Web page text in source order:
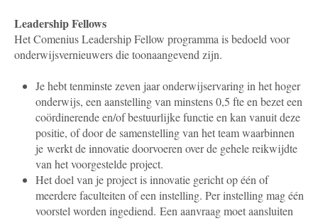
Leadership Fellows
Het Comenius Leadership Fellow programma is bedoeld voor
onderwijsvernieuwers die toonaangevend zijn.
Je hebt tenminste zeven jaar onderwijservaring in het hoger
onderwijs, een aanstelling van minstens 0,5 fte en bezet een
coördinerende en/of bestuurlijke functie en kan vanuit deze
positie, of door de samenstelling van het team waarbinnen
je werkt de innovatie doorvoeren over de gehele reikwijdte
van het voorgestelde project.
Het doel van je project is innovatie gericht op één of
meerdere faculteiten of een instelling. Per instelling mag één
voorstel worden ingediend. Een aanvraag moet aansluiten